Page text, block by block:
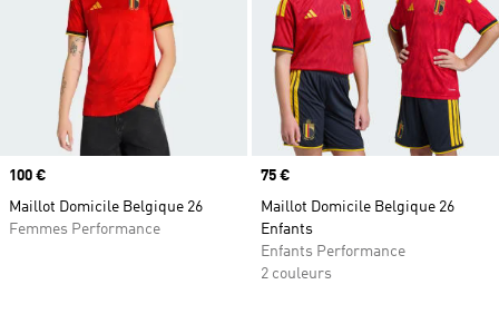
Prix
100 €
Maillot Domicile Belgique 26
Femmes Performance
Prix
75 €
Maillot Domicile Belgique 26
Enfants
Enfants Performance
2 couleurs